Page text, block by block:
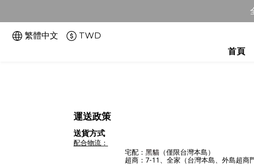
繁體中文
TWD
首頁
運送政策
送貨方式
配合物流：
宅配： 黑貓 （僅限台灣本島）
超商：7-11、全家（台灣本島、外島超商